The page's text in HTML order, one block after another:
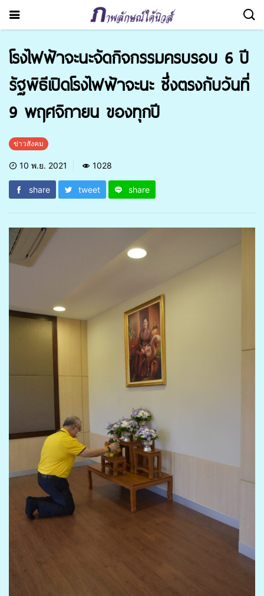
โรงไฟฟ้าจะนะจัดกิจกรรมครบรอบ 6 ปี
รัฐพิธีเปิดโรงไฟฟ้าจะนะ ซึ่งตรงกับวันที่
9 พฤศจิกายน ของทุกปี
ข่าวสังคม
10 พ.ย. 2021 1028
share tweet share